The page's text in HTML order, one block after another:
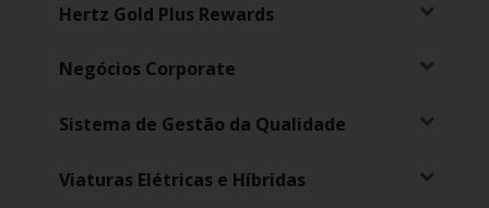
Join /
Overview
PT/PT
Ajuda
Hertz Gold Plus Rewards
Negócios Corporate
Sistema de Gestão da Qualidade
Viaturas Elétricas e Híbridas